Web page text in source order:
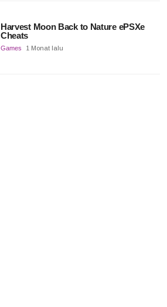
Harvest Moon Back to Nature ePSXe
Cheats
Games 1 Monat lalu